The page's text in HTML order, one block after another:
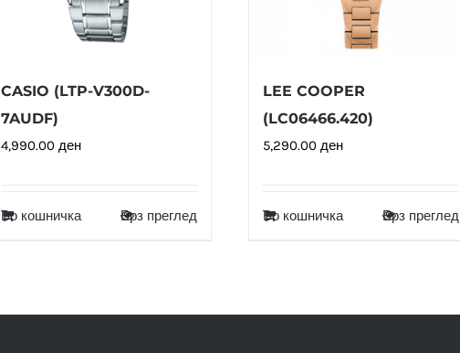
CASIO (LTP-V300D-
7AUDF)
4,990.00 ден
Во кошничка Брз преглед
LEE COOPER
(LC06466.420)
5,290.00 ден
Во кошничка Брз преглед